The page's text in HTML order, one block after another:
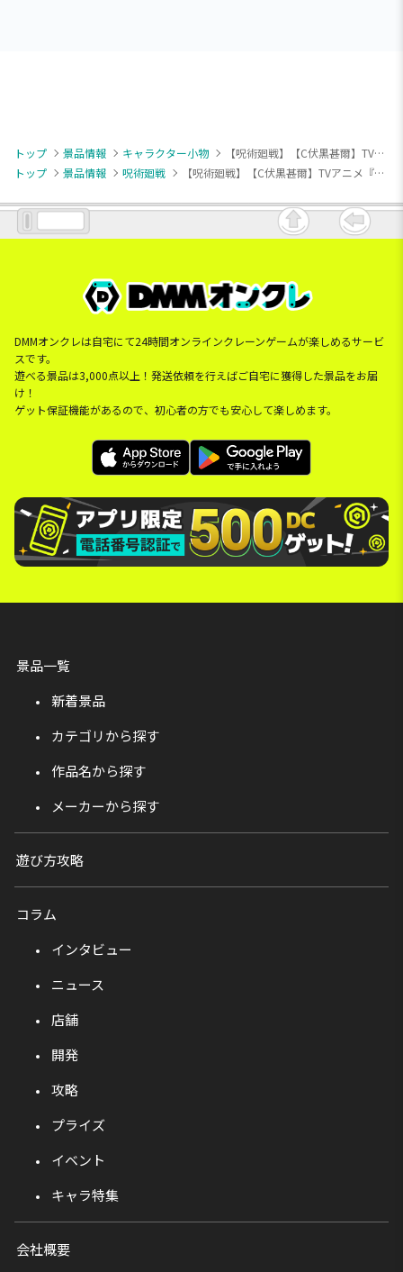
トップ 景品情報 キャラクター小物
【呪術廻戦】【C伏黒甚爾】TVアニメ『呪術廻戦』 もちぴこマスコット③
トップ
景品情報 呪術廻戦 【呪術廻戦】【C伏黒甚爾】TVアニメ『呪術廻戦』 もちぴこマスコット③
DMMオンクレは自宅にて24時間オンラインクレーンゲームが楽しめるサービ
スです。
遊べる景品は3,000点以上！発送依頼を行えばご自宅に獲得した景品をお届
け！
ゲット保証機能があるので、初心者の方でも安心して楽しめます。
景品一覧
新着景品
カテゴリから探す
作品名から探す
メーカーから探す
遊び方攻略
コラム
インタビュー
ニュース
店舗
開発
攻略
プライズ
イベント
キャラ特集
会社概要